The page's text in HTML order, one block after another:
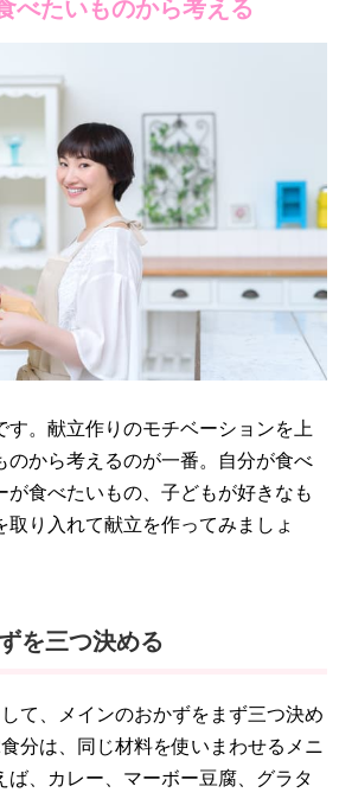
べたいものから考える
す。献立作りのモチベーションを上
のから考えるのが一番。自分が食べ
が食べたいもの、子どもが好きなも
取り入れて献立を作ってみましょ
を三つ決める
て、メインのおかずをまず三つ決め
分は、同じ材料を使いまわせるメニ
ば、カレー、マーボー豆腐、グラタ